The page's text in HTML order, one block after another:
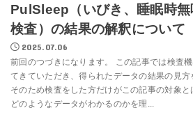
PulSleep（いびき、睡眠時
検査）の結果の解釈について
2025.07.06
前回のつづきになります。 この記事では検査
てきていただき、得られたデータの結果の見方
そのため検査をした方だけがこの記事の対象
どのようなデータがわかるのかを理...